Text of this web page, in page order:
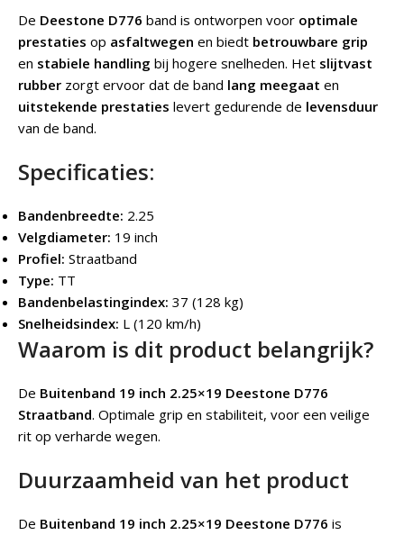
De Deestone D776 band is ontworpen voor optimale
prestaties op asfaltwegen en biedt betrouwbare grip
en stabiele handling bij hogere snelheden. Het slijtvast
rubber zorgt ervoor dat de band lang meegaat en
uitstekende prestaties levert gedurende de levensduur
van de band.
Specificaties:
Bandenbreedte: 2.25
Velgdiameter: 19 inch
Profiel: Straatband
Type: TT
Bandenbelastingindex: 37 (128 kg)
Snelheidsindex: L (120 km/h)
Waarom is dit product belangrijk?
De Buitenband 19 inch 2.25×19 Deestone D776
Straatband. Optimale grip en stabiliteit, voor een veilige
rit op verharde wegen.
Duurzaamheid van het product
De Buitenband 19 inch 2.25×19 Deestone D776 is